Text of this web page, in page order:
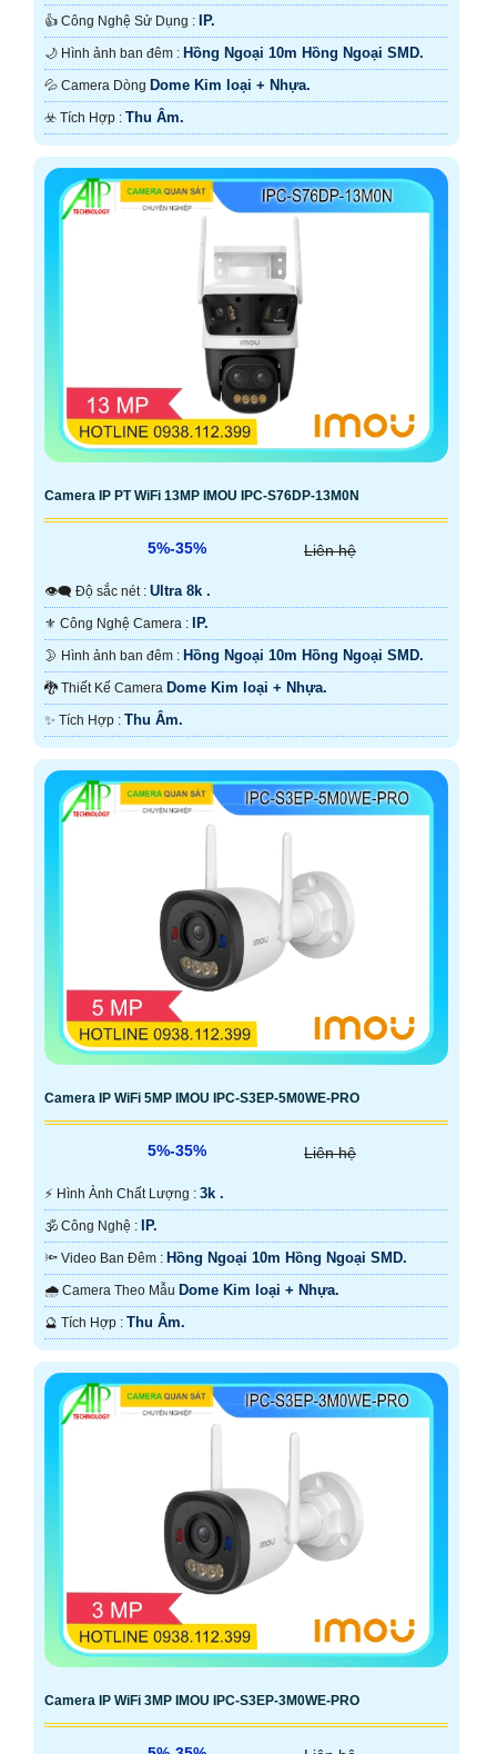
👍 Công Nghệ Sử Dụng : IP.
🌙 Hình ảnh ban đêm : Hồng Ngoại 10m Hồng Ngoại SMD.
💦 Camera Dòng Dome Kim loại + Nhựa.
️☣️ Tích Hợp : Thu Âm.
Camera IP PT WiFi 13MP IMOU IPC-S76DP-13M0N
5%-35% Liên hệ
👁️‍🗨 Độ sắc nét : Ultra 8k .
⚜️ Công Nghệ Camera : IP.
🌛 Hình ảnh ban đêm : Hồng Ngoại 10m Hồng Ngoại SMD.
🐉️ Thiết Kế Camera Dome Kim loại + Nhựa.
️✨ Tích Hợp : Thu Âm.
Camera IP WiFi 5MP IMOU IPC-S3EP-5M0WE-PRO
5%-35% Liên hệ
️⚡ Hình Ành Chất Lượng : 3k .
🕉️ Công Nghệ : IP.
🔦 Video Ban Đêm : Hồng Ngoại 10m Hồng Ngoại SMD.
🌧️ Camera Theo Mẫu Dome Kim loại + Nhựa.
️🔮 Tích Hợp : Thu Âm.
Camera IP WiFi 3MP IMOU IPC-S3EP-3M0WE-PRO